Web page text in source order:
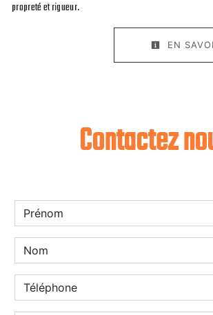
propreté et rigueur.
EN
Contactez